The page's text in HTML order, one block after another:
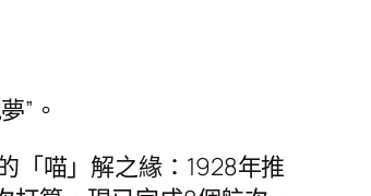
”。
「喵」解之緣：1928年推